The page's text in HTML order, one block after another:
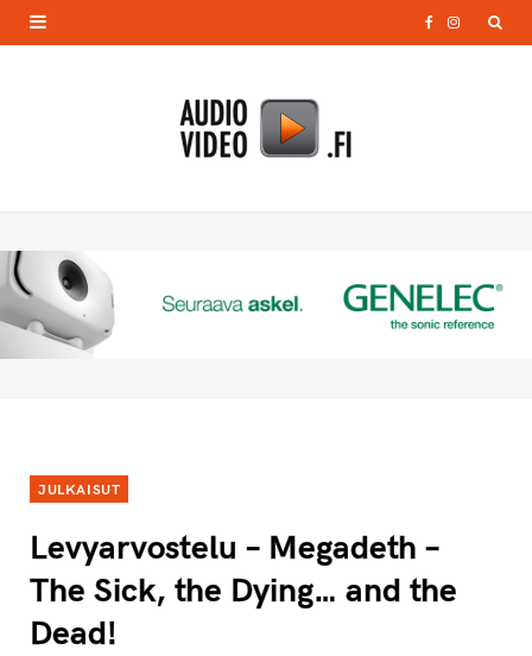
o
I
r
JULKAISUT
Levyarvostelu – Megadeth –
The Sick, the Dying… and the
Dead!